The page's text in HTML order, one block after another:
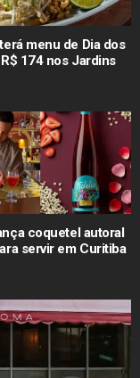
menu de Dia dos
174 nos Jardins
coquetel autoral
servir em Curitiba